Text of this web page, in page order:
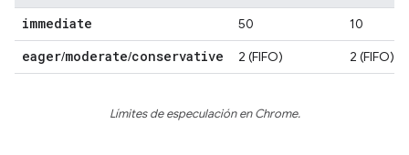
immediate 50 10
eager/moderate/conservative 2 (FIFO) 2 (FIFO)
Límites de especulación en Chrome.